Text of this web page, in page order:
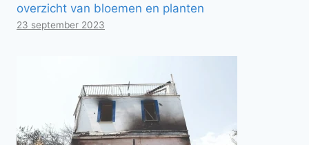
overzicht van bloemen en planten
23 september 2023